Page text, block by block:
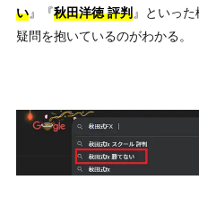
い』『秋田洋徳 評判』といっ
疑問を抱いているのがわかる。